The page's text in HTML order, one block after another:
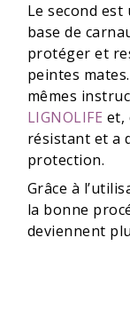
Le second
base de
protéger et
peintes
mêmes
LIGNOLIFE et,
résistant et a
protection.
Grâce à
la bonne
deviennent